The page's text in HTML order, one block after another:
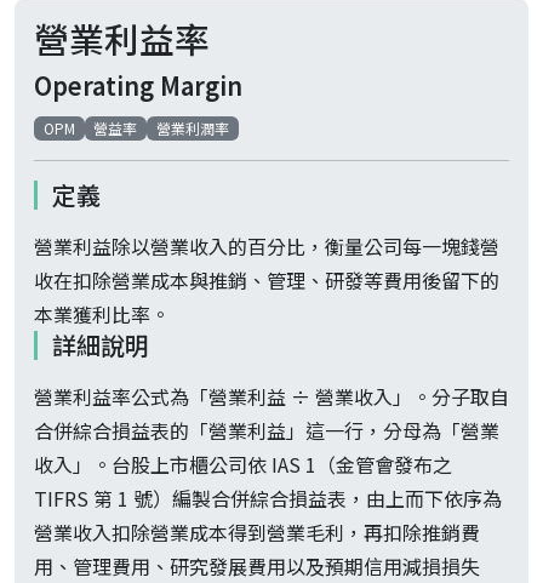
營業利益率
Operating Margin
OPM 營益率 營業利潤率
定義
營業利益除以營業收入的百分比，衡量公司每一塊錢營
收在扣除營業成本與推銷、管理、研發等費用後留下的
本業獲利比率。
詳細說明
營業利益率公式為「營業利益 ÷ 營業收入」。分子取自
合併綜合損益表的「營業利益」這一行，分母為「營業
收入」。台股上市櫃公司依 IAS 1（金管會發布之
TIFRS 第 1 號）編製合併綜合損益表，由上而下依序為
營業收入扣除營業成本得到營業毛利，再扣除推銷費
用、管理費用、研究發展費用以及預期信用減損損失